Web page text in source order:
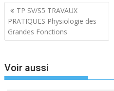
Navigation
de
l’article
TP SV/S5 TRAVAUX
PRATIQUES Physiologie des
Grandes Fonctions
Voir aussi